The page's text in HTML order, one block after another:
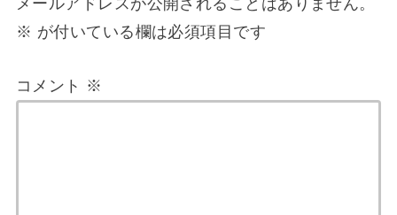
メールアドレスが公開されることはありません。
※ が付いている欄は必須項目です
コメント ※